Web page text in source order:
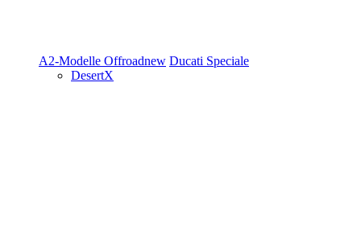
A2-Modelle Offroadnew Ducati Speciale
DesertX